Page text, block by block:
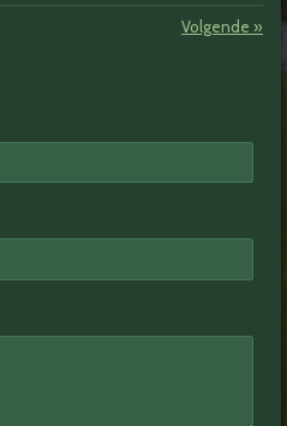
Volgende »